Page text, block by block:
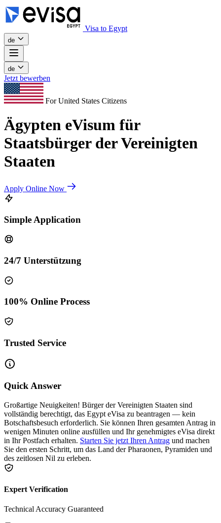
Visa to Egypt
de
de
Jetzt bewerben
For United States Citizens
Ägypten eVisum für
Staatsbürger der Vereinigten
Staaten
Apply Online Now
Simple Application
24/7 Unterstützung
100% Online Process
Trusted Service
Quick Answer
Großartige Neuigkeiten! Bürger der Vereinigten Staaten sind
vollständig berechtigt, das Egypt eVisa zu beantragen — kein
Botschaftsbesuch erforderlich. Sie können Ihren gesamten Antrag in
wenigen Minuten online ausfüllen und Ihr genehmigtes eVisa direkt
in Ihr Postfach erhalten. Starten Sie jetzt Ihren Antrag und machen
Sie den ersten Schritt, um das Land der Pharaonen, Pyramiden und
des zeitlosen Nil zu erleben.
Expert Verification
Technical Accuracy Guaranteed